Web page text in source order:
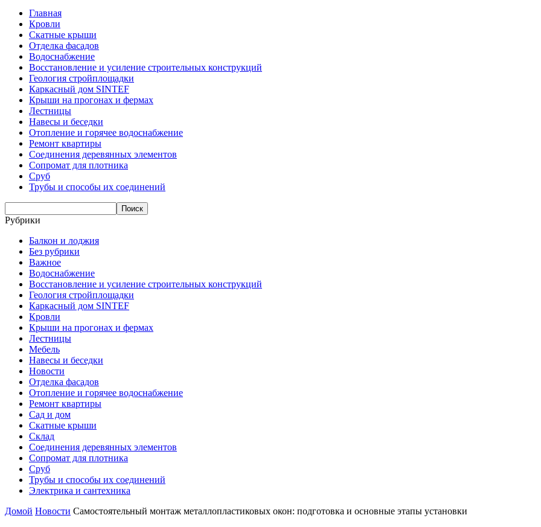
Главная
Кровли
Скатные крыши
Отделка фасадов
Водоснабжение
Восстановление и усиление строительных конструкций
Геология стройплощадки
Каркасный дом SINTEF
Крыши на прогонах и фермах
Лестницы
Навесы и беседки
Отопление и горячее водоснабжение
Ремонт квартиры
Соединения деревянных элементов
Сопромат для плотника
Сруб
Трубы и способы их соединений
Рубрики
Балкон и лоджия
Без рубрики
Важное
Водоснабжение
Восстановление и усиление строительных конструкций
Геология стройплощадки
Каркасный дом SINTEF
Кровли
Крыши на прогонах и фермах
Лестницы
Мебель
Навесы и беседки
Новости
Отделка фасадов
Отопление и горячее водоснабжение
Ремонт квартиры
Сад и дом
Скатные крыши
Склад
Соединения деревянных элементов
Сопромат для плотника
Сруб
Трубы и способы их соединений
Электрика и сантехника
Домой Новости Самостоятельный монтаж металлопластиковых окон: подготовка и основные этапы установки